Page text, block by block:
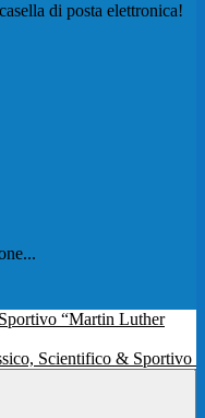
di posta elettronica!
Scientifico & Sportivo